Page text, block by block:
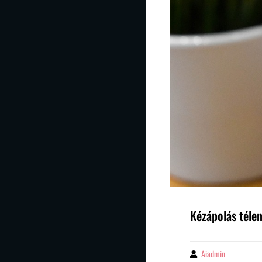
Kézápolás télen
By Aiadmin